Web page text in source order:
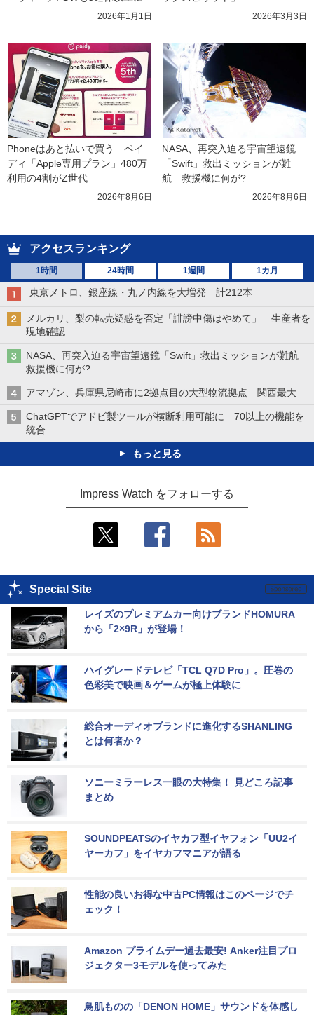
2026年1月1日 2026年3月3日
Phoneはあと払いで買う　ペイ
ディ「Apple専用プラン」480万
利用の4割がZ世代
2026年8月6日
NASA、再突入迫る宇宙望遠鏡
「Swift」救出ミッションが難
航　救援機に何が?
2026年8月6日
アクセスランキング
1時間 24時間 1週間 1カ月
東京メトロ、銀座線・丸ノ内線を大増発 計212本
メルカリ、梨の転売疑惑を否定「誹謗中傷はやめて」 生産者を
現地確認
NASA、再突入迫る宇宙望遠鏡「Swift」救出ミッションが難航
救援機に何が?
アマゾン、兵庫県尼崎市に2拠点目の大型物流拠点 関西最大
ChatGPTでアドビ製ツールが横断利用可能に 70以上の機能を
統合
もっと見る
Impress Watch をフォローする
Special Site
レイズのプレミアムカー向けブランドHOMURA
から「2×9R」が登場！
ハイグレードテレビ「TCL Q7D Pro」。圧巻の
色彩美で映画＆ゲームが極上体験に
総合オーディオブランドに進化するSHANLING
とは何者か？
ソニーミラーレス一眼の大特集！ 見どころ記事
まとめ
SOUNDPEATSのイヤカフ型イヤフォン「UU2イ
ヤーカフ」をイヤカフマニアが語る
性能の良いお得な中古PC情報はこのページでチ
ェック！
Amazon プライムデー過去最安! Anker注目プロ
ジェクター3モデルを使ってみた
鳥肌ものの「DENON HOME」サウンドを体感し